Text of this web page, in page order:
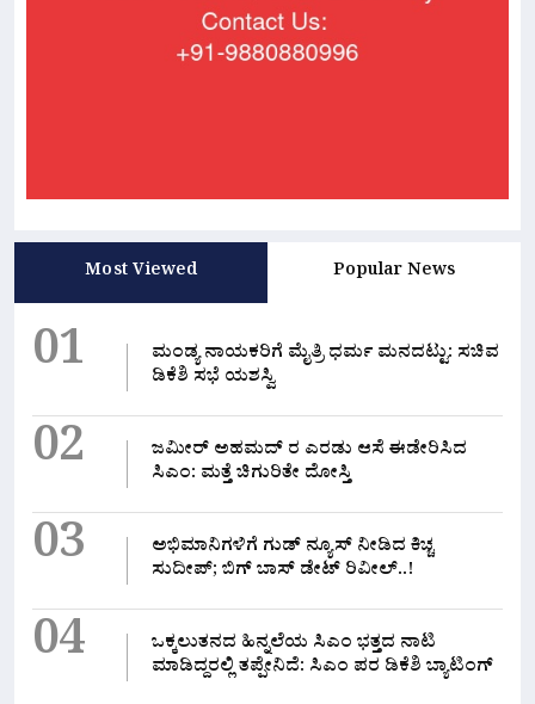
Most Viewed Popular News
01
ಮಂಡ್ಯ ನಾಯಕರಿಗೆ ಮೈತ್ರಿ ಧರ್ಮ ಮನದಟ್ಟು: ಸಚಿವ
ಡಿಕೆಶಿ ಸಭೆ ಯಶಸ್ವಿ
02
ಜಮೀರ್ ಅಹಮದ್ ರ ಎರಡು ಆಸೆ ಈಡೇರಿಸಿದ
ಸಿಎಂ: ಮತ್ತೆ ಚಿಗುರಿತೇ ದೋಸ್ತಿ
03
ಅಭಿಮಾನಿಗಳಿಗೆ ಗುಡ್ ನ್ಯೂಸ್ ನೀಡಿದ ಕಿಚ್ಚ
ಸುದೀಪ್; ಬಿಗ್ ಬಾಸ್ ಡೇಟ್ ರಿವೀಲ್..!
04
ಒಕ್ಕಲುತನದ ಹಿನ್ನಲೆಯ ಸಿಎಂ ಭತ್ತದ ನಾಟಿ
ಮಾಡಿದ್ದರಲ್ಲಿ‌ ತಪ್ಪೇನಿದೆ: ಸಿಎಂ ಪರ ಡಿಕೆಶಿ ಬ್ಯಾಟಿಂಗ್